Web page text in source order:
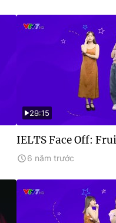
29:15
IELTS Face Off:
6 năm trước